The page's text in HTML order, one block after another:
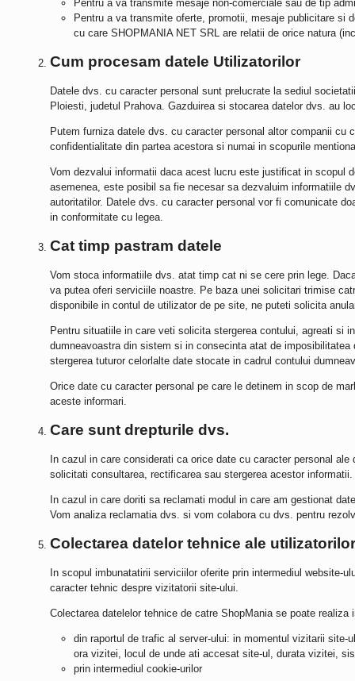
Pentru a va transmite mesaje non-comerciale sau de tip
Pentru a va transmite oferte, promotii, mesaje publicitare si
cu care SHOPMANIA NET SRL are relatii de orice natura
Cum procesam datele Utilizatorilor
Datele dvs. cu caracter personal sunt prelucrate la sediul
Ploiesti, judetul Prahova. Gazduirea si stocarea datelor dvs. au
Putem furniza datele dvs. cu caracter personal altor companii cu
confidentialitate din partea acestora si numai in scopurile
Vom dezvalui informatii daca acest lucru este justificat in scopul
asemenea, este posibil sa fie necesar sa dezvaluim informatiile
autoritatilor. Datele dvs. cu caracter personal vor fi comunicate
in conformitate cu legea.
Cat timp pastram datele
Vom stoca informatiile dvs. atat timp cat ni se cere prin lege.
va putea oferi serviciile noastre. Pe baza unei solicitari trimise
disponibile in contul de utilizator de pe site, ne puteti solicita
Pentru situatiile in care veti solicita stergerea contului, agreati si
dumneavoastra din sistem si in consecinta atat de
stergerea tuturor celorlalte date stocate in cadrul contului
Orice date cu caracter personal pe care le detinem in scop de
aceste informari.
Care sunt drepturile dvs.
In cazul in care considerati ca orice date cu caracter personal
solicitati consultarea, rectificarea sau stergerea acestor
In cazul in care doriti sa reclamati modul in care am gestionat
Vom analiza reclamatia dvs. si vom colabora cu dvs. pentru
Colectarea datelor tehnice ale utilizatorilor
In scopul imbunatatirii serviciilor oferite prin intermediul website-
caracter tehnic despre vizitatorii site-ului.
Colectarea datelelor tehnice de catre ShopMania se poate realiza
din raportul de trafic al server-ului: in momentul vizitarii site-
ora vizitei, locul de unde ati accesat site-ul, durata vizitei,
prin intermediul cookie-urilor